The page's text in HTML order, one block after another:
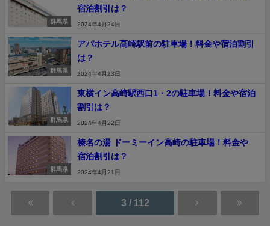
群馬県
宿泊割引は？
2024年4月24日
群馬県
アパホテル高崎駅前の駐車場！料金や宿泊割引
は？
2024年4月23日
群馬県
東横イン高崎駅西口1・2の駐車場！料金や宿泊
割引は？
2024年4月22日
群馬県
榛名の湯 ドーミーイン高崎の駐車場！料金や
宿泊割引は？
2024年4月21日
3 / 112